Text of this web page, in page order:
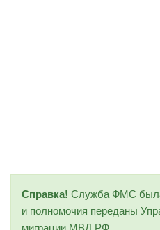
Справка! Служба ФМС
и полномочия переданы
миграции МВД РФ